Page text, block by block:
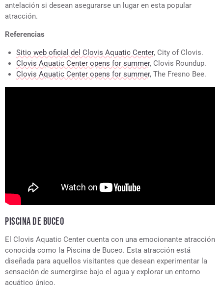
antelación si desean asegurarse un lugar en esta popular
atracción.
Referencias
Sitio web oficial del Clovis Aquatic Center, City of Clovis.
Clovis Aquatic Center opens for summer, Clovis Roundup.
Clovis Aquatic Center opens for summer, The Fresno Bee.
PISCINA DE BUCEO
El Clovis Aquatic Center cuenta con una emocionante atracción
conocida como la Piscina de Buceo. Esta atracción está
diseñada para aquellos visitantes que desean experimentar la
sensación de sumergirse bajo el agua y explorar un entorno
acuático único.